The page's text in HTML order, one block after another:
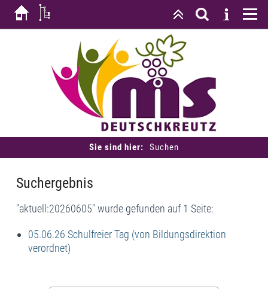
Sie sind hier: Suchen
Suchergebnis
"aktuell:20260605" wurde gefunden auf 1 Seite:
05.06.26 Schulfreier Tag (von Bildungsdirektion
verordnet)